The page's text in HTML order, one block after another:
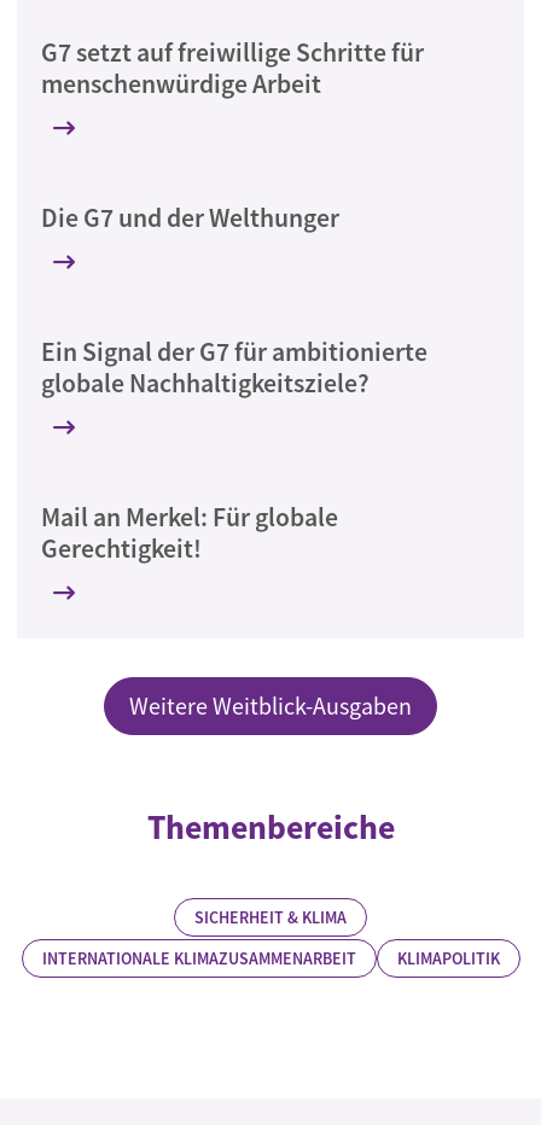
G7 setzt auf freiwillige Schritte für
menschenwürdige Arbeit
Die G7 und der Welthunger
Ein Signal der G7 für ambitionierte
globale Nachhaltigkeitsziele?
Mail an Merkel: Für globale
Gerechtigkeit!
Weitere Weitblick-Ausgaben
Themenbereiche
SICHERHEIT & KLIMA
INTERNATIONALE KLIMAZUSAMMENARBEIT
KLIMAPOLITIK